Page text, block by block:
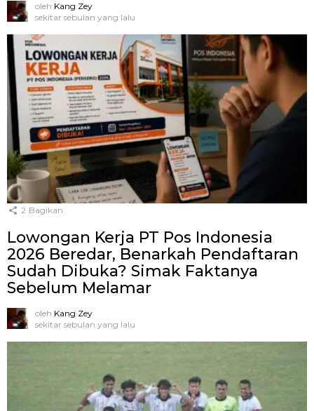
oleh Kang Zey
sekitar sebulan yang lalu
2 Bagikan
Lowongan Kerja PT Pos Indonesia
2026 Beredar, Benarkah Pendaftaran
Sudah Dibuka? Simak Faktanya
Sebelum Melamar
oleh Kang Zey
sekitar sebulan yang lalu